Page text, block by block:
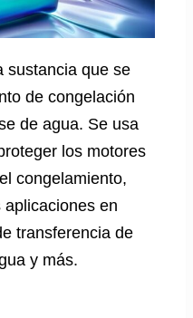
sustancia que se
de congelación
de agua. Se usa
los motores
congelamiento,
en
transferencia de
y más.